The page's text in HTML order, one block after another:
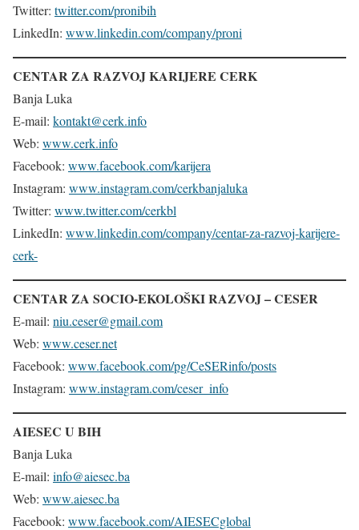
Twitter: twitter.com/pronibih
LinkedIn: www.linkedin.com/company/proni
CENTAR ZA RAZVOJ KARIJERE CERK
Banja Luka
E-mail: kontakt@cerk.info
Web: www.cerk.info
Facebook: www.facebook.com/karijera
Instagram: www.instagram.com/cerkbanjaluka
Twitter: www.twitter.com/cerkbl
LinkedIn: www.linkedin.com/company/centar-za-razvoj-karijere-
cerk-
CENTAR ZA SOCIO-EKOLOŠKI RAZVOJ– CESER
E-mail: niu.ceser@gmail.com
Web: www.ceser.net
Facebook: www.facebook.com/pg/CeSERinfo/posts
Instagram: www.instagram.com/ceser_info
AIESEC U BIH
Banja Luka
E-mail: info@aiesec.ba
Web: www.aiesec.ba
Facebook: www.facebook.com/AIESECglobal